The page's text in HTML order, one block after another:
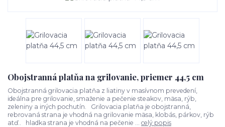
Obojstranná platňa na grilovanie, priemer 44,5 cm
Obojstranná grilovacia platňa z liatiny v masívnom prevedení,
ideálna pre grilovanie, smaženie a pečenie steakov, mäsa, rýb,
zeleniny a iných pochutín. Grilovacia platňa je obojstranná,
rebrovaná strana je vhodná na grilovanie mäsa, klobás, párkov, rýb
atď.. hladka strana je vhodná na pečenie ... celý popis